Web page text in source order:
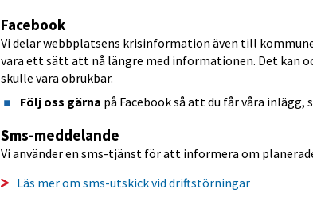
Facebook
Vi delar webbplatsens krisinformation även till
vara ett sätt att nå längre med informationen. Det kan
skulle vara obrukbar.
Följ oss gärna på Facebook så att du får våra inlägg,
Sms-meddelande
Vi använder en sms-tjänst för att informera om
Läs mer om sms-utskick vid driftstörningar